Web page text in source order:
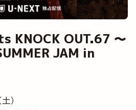
KNOCK OUT.67 ～
JAM in
）